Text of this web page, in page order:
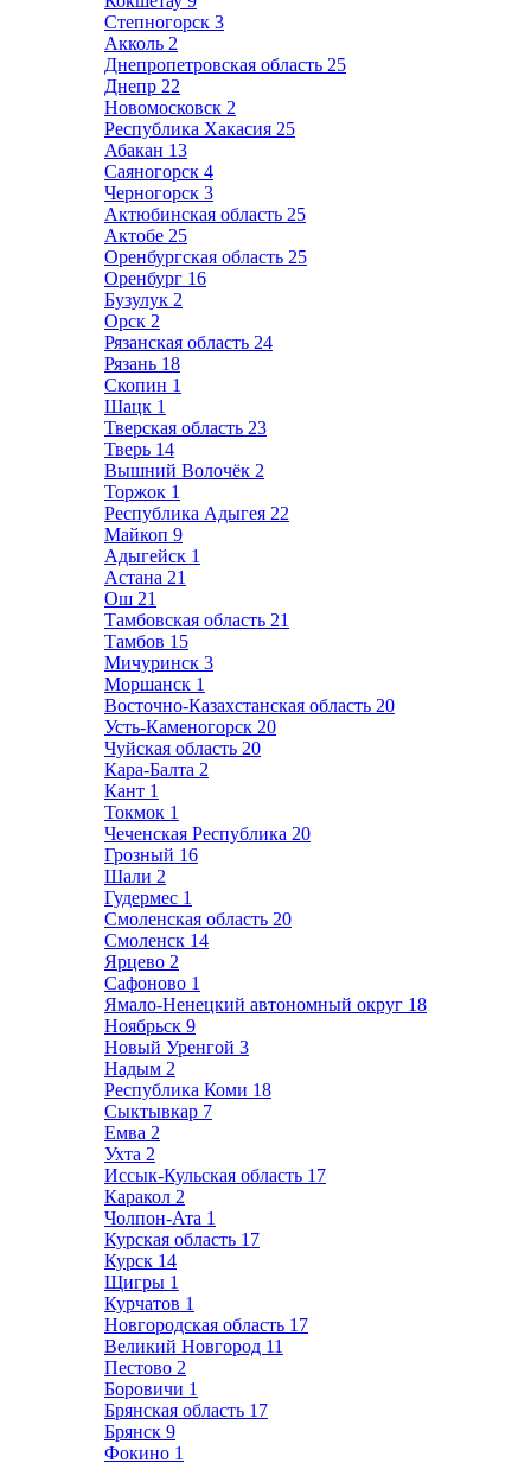
Степногорск 3
Акколь 2
Днепропетровская область 25
Днепр 22
Новомосковск 2
Республика Хакасия 25
Абакан 13
Саяногорск 4
Черногорск 3
Актюбинская область 25
Актобе 25
Оренбургская область 25
Оренбург 16
Бузулук 2
Орск 2
Рязанская область 24
Рязань 18
Скопин 1
Шацк 1
Тверская область 23
Тверь 14
Вышний Волочёк 2
Торжок 1
Республика Адыгея 22
Майкоп 9
Адыгейск 1
Астана 21
Ош 21
Тамбовская область 21
Тамбов 15
Мичуринск 3
Моршанск 1
Восточно-Казахстанская область 20
Усть-Каменогорск 20
Чуйская область 20
Кара-Балта 2
Кант 1
Токмок 1
Чеченская Республика 20
Грозный 16
Шали 2
Гудермес 1
Смоленская область 20
Смоленск 14
Ярцево 2
Сафоново 1
Ямало-Ненецкий автономный округ 18
Ноябрьск 9
Новый Уренгой 3
Надым 2
Республика Коми 18
Сыктывкар 7
Емва 2
Ухта 2
Иссык-Кульская область 17
Каракол 2
Чолпон-Ата 1
Курская область 17
Курск 14
Щигры 1
Курчатов 1
Новгородская область 17
Великий Новгород 11
Пестово 2
Боровичи 1
Брянская область 17
Брянск 9
Фокино 1